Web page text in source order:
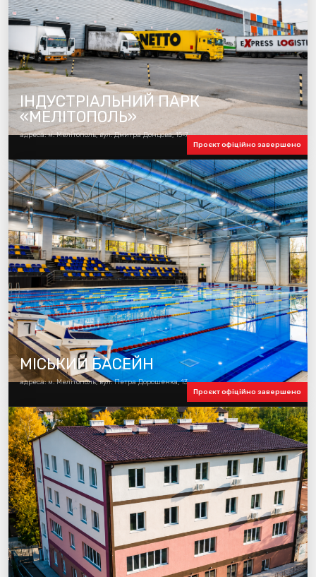
Проєкт офіційно завершено
ІНДУСТРІАЛЬНИЙ ПАРК
«МЕЛІТОПОЛЬ»
адреса: м. Мелітополь, вул. Дмитра Донцова, 15-7
Проєкт офіційно завершено
МІСЬКИЙ БАСЕЙН
адреса: м. Мелітополь, вул. Петра Дорошенка, 13